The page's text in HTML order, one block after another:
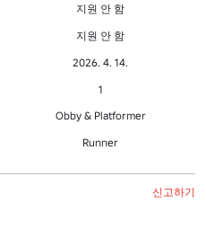
지원 안 함
지원 안 함
2026. 4. 14.
1
Obby & Platformer
Runner
신고하기